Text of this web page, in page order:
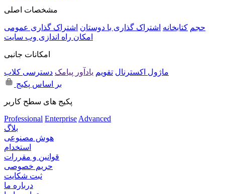
مشخصات اصلی
حجم کتابخانه اشتراک گذاری با دوستان اشتراک گذاری عمومی
امکان راه اندازی وب سایت
امکانات جانبی
ماژول اکسترنال تقویم یادآور پیامک دسترسی کلاب
بر اساس پکیج
پکیج های سطح کاربر
Professional EnterpriseAdvanced
بلاگ
هوش مصنوعی
استخدام
قوانین و مقررات
حریم خصوصی
ثبت شکایت
درباره ما